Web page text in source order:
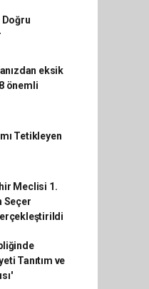
Doğru
eksik
önemli
Tetikleyen
Meclisi 1.
Seçer
Tanıtım ve